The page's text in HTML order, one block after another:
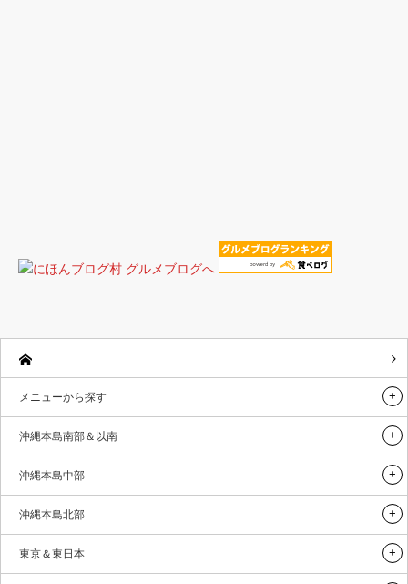
メニューから探す
沖縄本島南部＆以南
沖縄本島中部
沖縄本島北部
東京＆東日本